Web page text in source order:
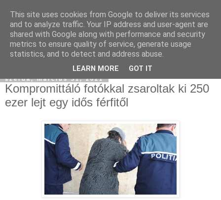
szerda, március 31, 2021
Kompromittáló fotókkal zsaroltak ki 250
ezer lejt egy idős férfitől
This site uses cookies from Google to deliver its services
and to analyze traffic. Your IP address and user-agent are
shared with Google along with performance and security
metrics to ensure quality of service, generate usage
statistics, and to detect and address abuse.
LEARN MORE GOT IT